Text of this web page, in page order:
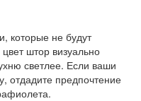
которые не будут
штор визуально
светлее. Если ваши
отдадите предпочтение